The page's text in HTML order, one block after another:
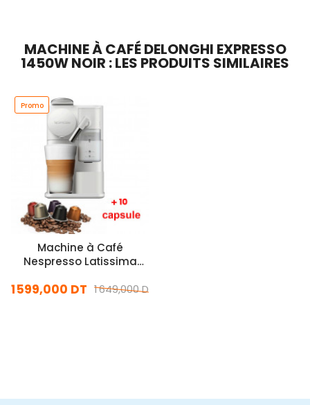
MACHINE À CAFÉ DELONGHI EXPRESSO
1450W NOIR : LES PRODUITS SIMILAIRES
Promo
Machine à Café
Nespresso Latissima
1 649,000 DT
1 599,000 DT